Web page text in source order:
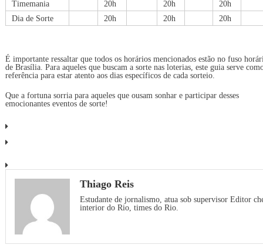
Timemania
20h 20h
20h
Dia de Sorte
20h 20h 20h
É importante ressaltar que todos os horários mencionados estão no fuso
de Brasília. Para aqueles que buscam a sorte nas loterias, este guia serve
referência para estar atento aos dias específicos de cada sorteio.
Que a fortuna sorria para aqueles que ousam sonhar e participar desses
emocionantes eventos de sorte!
Thiago Reis
Estudante de jornalismo, atua sob supervisor Editor
interior do Rio, times do Rio.